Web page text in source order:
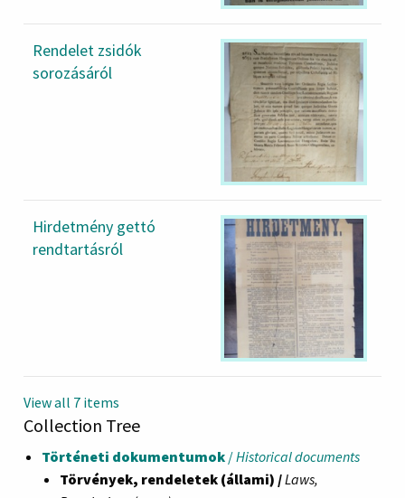
Rendelet zsidók
sorozásáról
Hirdetmény gettó
rendtartásról
View all 7 items
Collection Tree
Történeti dokumentumok /Historical documents
Törvények, rendeletek (állami) /Laws,